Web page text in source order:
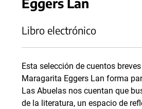
Libro electrónico
Esta selección de cuentos
Maragarita Eggers Lan forma
Las Abuelas nos cuentan que
de la literatura, un espacio de